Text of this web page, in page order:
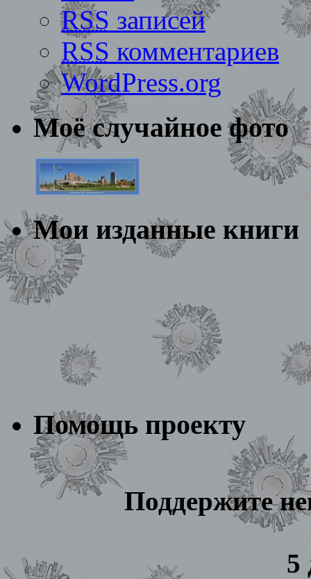
RSS записей
RSS комментариев
WordPress.org
Моё случайное фото
Мои изданные книги
Помощь проекту
Поддержите
5